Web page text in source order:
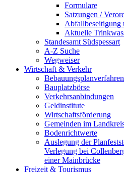
Formulare
Satzungen /
Abfallbeseitigung
Aktuelle
Standesamt Südspessart
A-Z Suche
Wegweiser
Wirtschaft & Verkehr
Bebauungsplanverfahren
Bauplatzbörse
Verkehrsanbindungen
Geldinstitute
Wirtschaftsförderung
Gemeinden im
Bodenrichtwerte
Auslegung der
Verlegung bei
einer Mainbrücke
Freizeit & Tourismus